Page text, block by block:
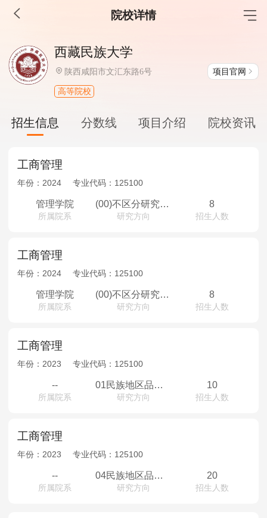
院校详情
MBA工商管理
院校库 考试报名 招生政策
报名流程
报考经验
MEM工程管理
考试真题
报考经验
院校库 考试报名 招生政策
报名流程
MPAcc会计专硕
院校库 考试报名 招生政策 学制学费
报名流程
考试真题
报考经验 招生简章
MTA旅游管理
院校库 考试报名 招生政策
报考经验 招生简章
西藏民族大学
陕西咸阳市文汇东路6号 项目官网
高等院校
招生信息 分数线 项目介绍 院校资讯
工商管理
年份： 2024 专业代码： 125100
管理学院
所属院系
(00)不区分研究方向
研究方向
8
招生人数
工商管理
年份： 2024 专业代码： 125100
管理学院
所属院系
(00)不区分研究方向
研究方向
8
招生人数
工商管理
年份： 2023 专业代码： 125100
--
所属院系
01民族地区品牌营销研究；02民族地区跨文化管理与人力资本研究；03企业战略管理
研究方向
10
招生人数
工商管理
年份： 2023 专业代码： 125100
--
所属院系
04民族地区品牌营销研究；05民族地区跨文化管理与人力资本研究；06企业战略管理
研究方向
20
招生人数